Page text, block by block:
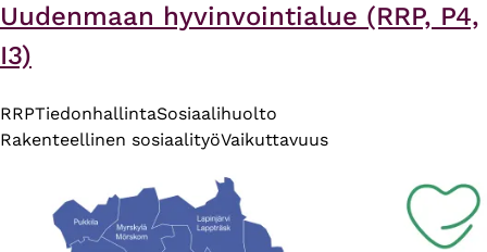
Uudenmaan hyvinvointialue (RRP, P4,
I3)
RRPTiedonhallintaSosiaalihuolto
Rakenteellinen sosiaalityöVaikuttavuus